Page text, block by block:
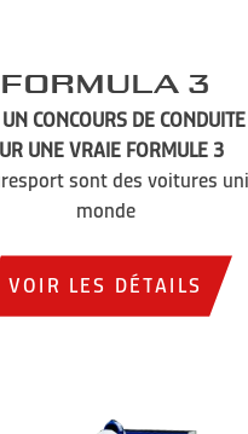
Formula 3
CONCOURS DE
UNE VRAIE FORMULE 3
sont des voitures
monde
VOIR LES DÉTAILS